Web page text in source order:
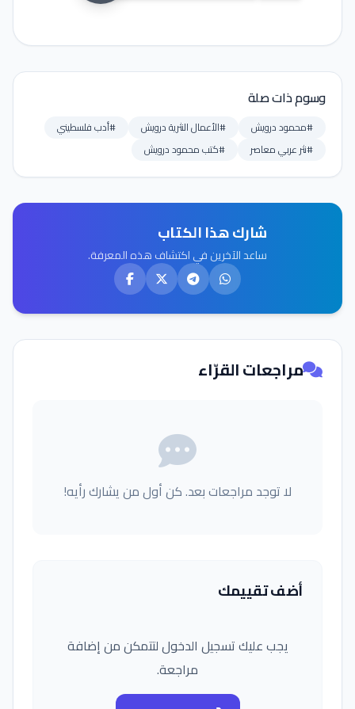
وسوم ذات صلة
#محمود درويش #الأعمال النثرية درويش
#أدب فلسطيني
#نثر عربي معاصر
#كتب محمود درويش
شارك هذا الكتاب
ساعد الآخرين في اكتشاف هذه المعرفة.
مراجعات القرّاء
لا توجد مراجعات بعد. كن أول من يشارك رأيه!
أضف تقييمك
يجب عليك تسجيل الدخول لتتمكن من إضافة
مراجعة.